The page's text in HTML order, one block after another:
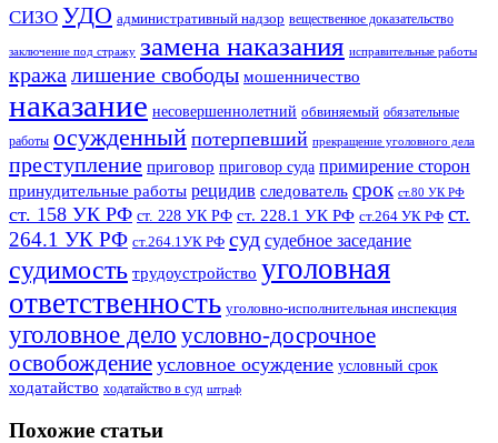
СИЗО УДО административный надзор вещественное доказательство
заключение под стражу замена наказания исправительные работы
кража лишение свободы мошенничество
наказание несовершеннолетний обвиняемый обязательные
работы осужденный потерпевший прекращение уголовного дела
преступление приговор приговор суда примирение сторон
принудительные работы рецидив следователь срок ст.80 УК РФ
ст. 158 УК РФ ст. 228 УК РФ ст. 228.1 УК РФ ст.264 УК РФ ст.
264.1 УК РФ ст.264.1УК РФ суд судебное заседание
судимость трудоустройство уголовная
ответственность уголовно-исполнительная инспекция
уголовное дело условно-досрочное
освобождение условное осуждение условный срок
ходатайство ходатайство в суд штраф
Похожие статьи